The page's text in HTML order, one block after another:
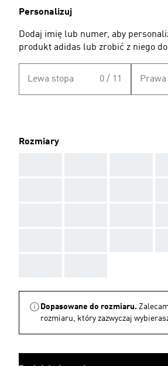
Personalizuj
Dodaj imię lub numer, aby
produkt adidas lub zrobić z niego
Lewa stopa 0 / 11
Rozmiary
Dopasowane do rozmiaru.
rozmiaru, który zazwyczaj